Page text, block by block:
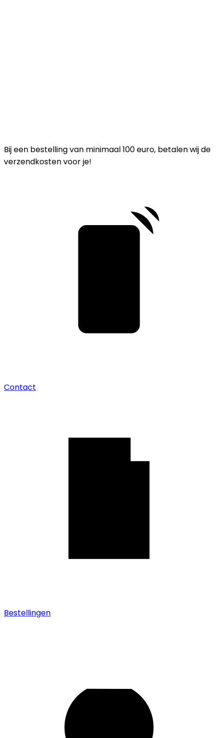
Bij een bestelling van minimaal 100 euro, betalen wij de
verzendkosten voor je!
Contact
Bestellingen